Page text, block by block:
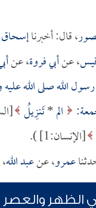
، قال: أخبرناإسحاق
، عنأبي فروة، عن
الله صلى الله
الم*تَنزِيلُ
[الإنسان:1] ).
عمرو، عنعبد الله
الظهر والعصر